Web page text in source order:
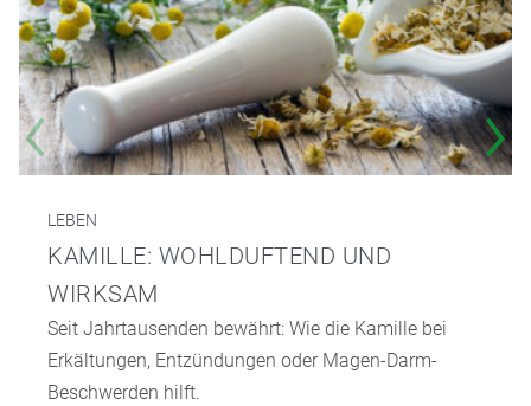
LEBEN
KAMILLE: WOHLDUFTEND UND
WIRKSAM
Seit Jahrtausenden bewährt: Wie die Kamille bei
Erkältungen, Entzündungen oder Magen-Darm-
Beschwerden hilft.